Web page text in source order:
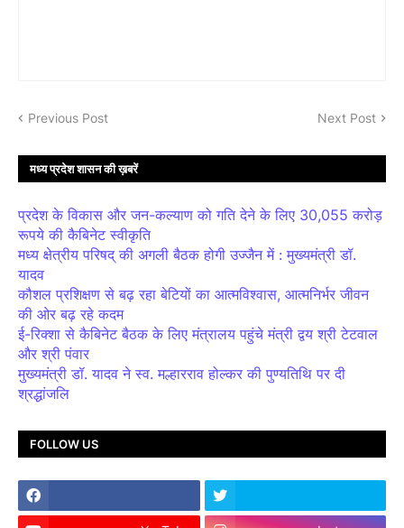
Previous Post Next Post
मध्य प्रदेश शासन की ख़बरें
प्रदेश के विकास और जन-कल्याण को गति देने के लिए 30,055 करोड़
रूपये की कैबिनेट स्वीकृति
मध्य क्षेत्रीय परिषद् की अगली बैठक होगी उज्जैन में : मुख्यमंत्री डॉ.
यादव
कौशल प्रशिक्षण से बढ़ रहा बेटियों का आत्मविश्वास, आत्मनिर्भर जीवन
की ओर बढ़ रहे कदम
ई-रिक्शा से कैबिनेट बैठक के लिए मंत्रालय पहुंचे मंत्री द्वय श्री टेटवाल
और श्री पंवार
मुख्यमंत्री डॉ. यादव ने स्व. मल्हारराव होल्कर की पुण्यतिथि पर दी
श्रद्धांजलि
FOLLOW US